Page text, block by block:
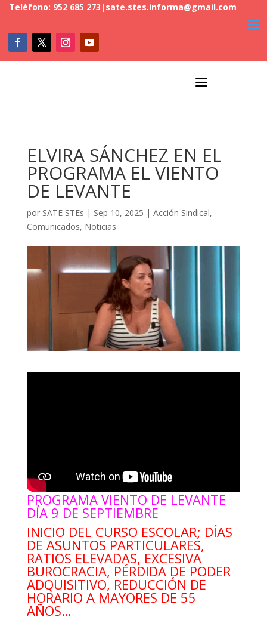
Teléfono: 952 685 273 | sate.stes.informa@gmail.com
a
ELVIRA SÁNCHEZ EN EL
PROGRAMA EL VIENTO
DE LEVANTE
por SATE STEs | Sep 10, 2025 | Acción Sindical,
Comunicados, Noticias
PROGRAMA VIENTO DE LEVANTE
DÍA 9 DE SEPTIEMBRE
INICIO DEL CURSO ESCOLAR; DÍAS
DE ASUNTOS PARTICULARES,
RATIOS ELEVADAS, EXCESIVA
BUROCRACIA, PÉRDIDA DE PODER
ADQUISITIVO, REDUCCIÓN DE
HORARIO A MAYORES DE 55
AÑOS…